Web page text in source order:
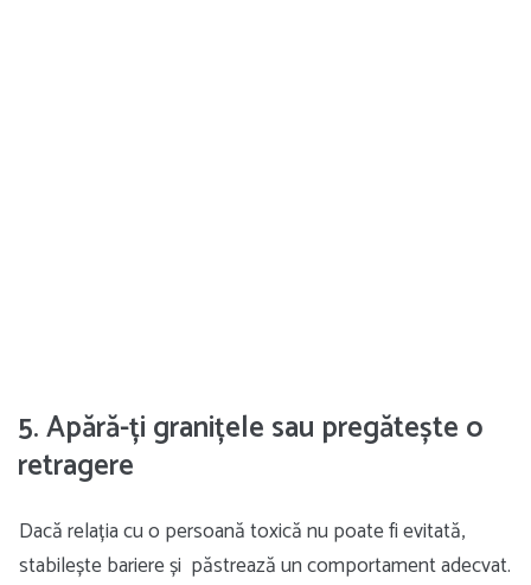
5. Apără-ți granițele sau pregătește o
retragere
Dacă relația cu o persoană toxică nu poate fi evitată,
stabilește bariere și păstrează un comportament adecvat.